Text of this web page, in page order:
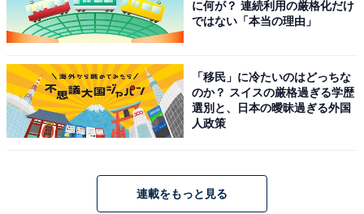
に何が？ 連続利用の厳格化だけ
ではない「本当の理由」
「移民」に冷たいのはどっちな
のか？ スイスの厳格過ぎる学歴
選別と、日本の曖昧過ぎる外国
人政策
連載をもっと見る